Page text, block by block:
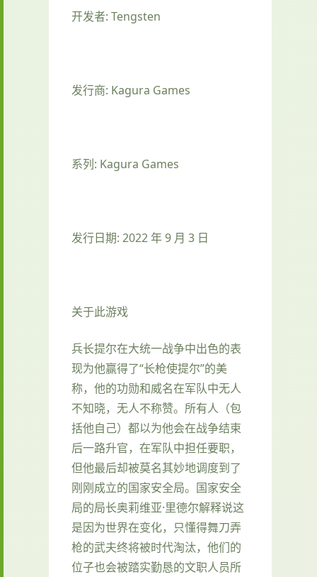
开发者: Tengsten
发行商: Kagura Games
系列: Kagura Games
发行日期: 2022 年 9 月 3 日
关于此游戏
兵长提尔在大统一战争中出色的表
现为他赢得了“长枪使提尔”的美
称，他的功勋和威名在军队中无人
不知晓，无人不称赞。所有人（包
括他自己）都以为他会在战争结束
后一路升官，在军队中担任要职，
但他最后却被莫名其妙地调度到了
刚刚成立的国家安全局。国家安全
局的局长奥莉维亚·里德尔解释说这
是因为世界在变化，只懂得舞刀弄
枪的武夫终将被时代淘汰，他们的
位子也会被踏实勤恳的文职人员所